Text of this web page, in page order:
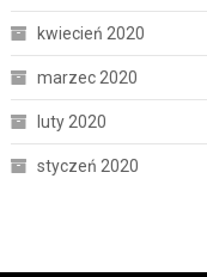
kwiecień 2020
marzec 2020
luty 2020
styczeń 2020